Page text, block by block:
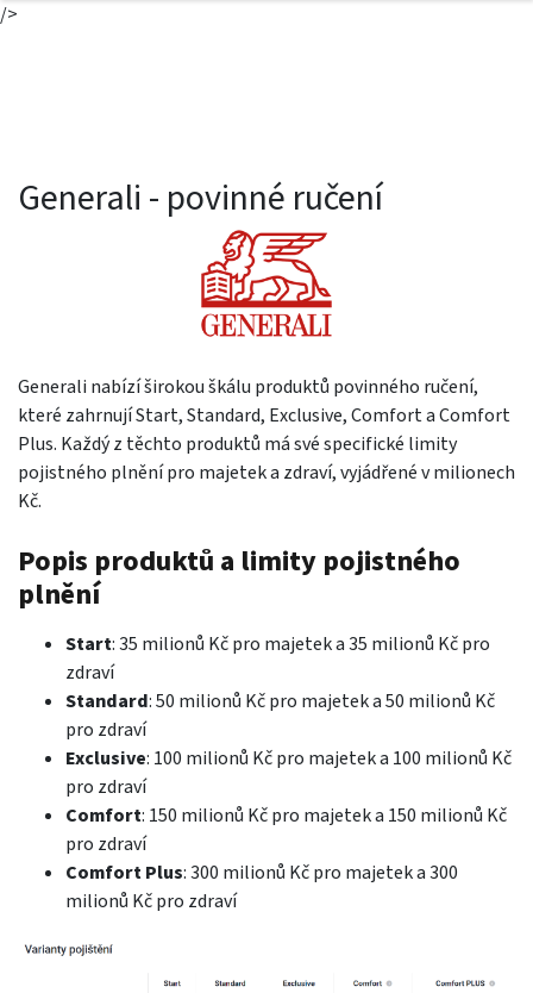
/>
Generali - povinné ručení
Generali nabízí širokou škálu produktů povinného ručení,
které zahrnují Start, Standard, Exclusive, Comfort a Comfort
Plus. Každý z těchto produktů má své specifické limity
pojistného plnění pro majetek a zdraví, vyjádřené v milionech
Kč.
Popis produktů a limity pojistného
plnění
Start: 35 milionů Kč pro majetek a 35 milionů Kč pro
zdraví
Standard: 50 milionů Kč pro majetek a 50 milionů Kč
pro zdraví
Exclusive: 100 milionů Kč pro majetek a 100 milionů Kč
pro zdraví
Comfort: 150 milionů Kč pro majetek a 150 milionů Kč
pro zdraví
Comfort Plus: 300 milionů Kč pro majetek a 300
milionů Kč pro zdraví